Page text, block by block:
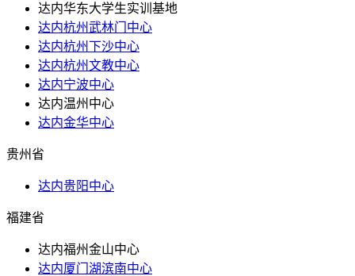
达内华东大学生实训基地
达内杭州武林门中心
达内杭州下沙中心
达内杭州文教中心
达内宁波中心
达内温州中心
达内金华中心
贵州省
达内贵阳中心
福建省
达内福州金山中心
达内厦门湖滨南中心